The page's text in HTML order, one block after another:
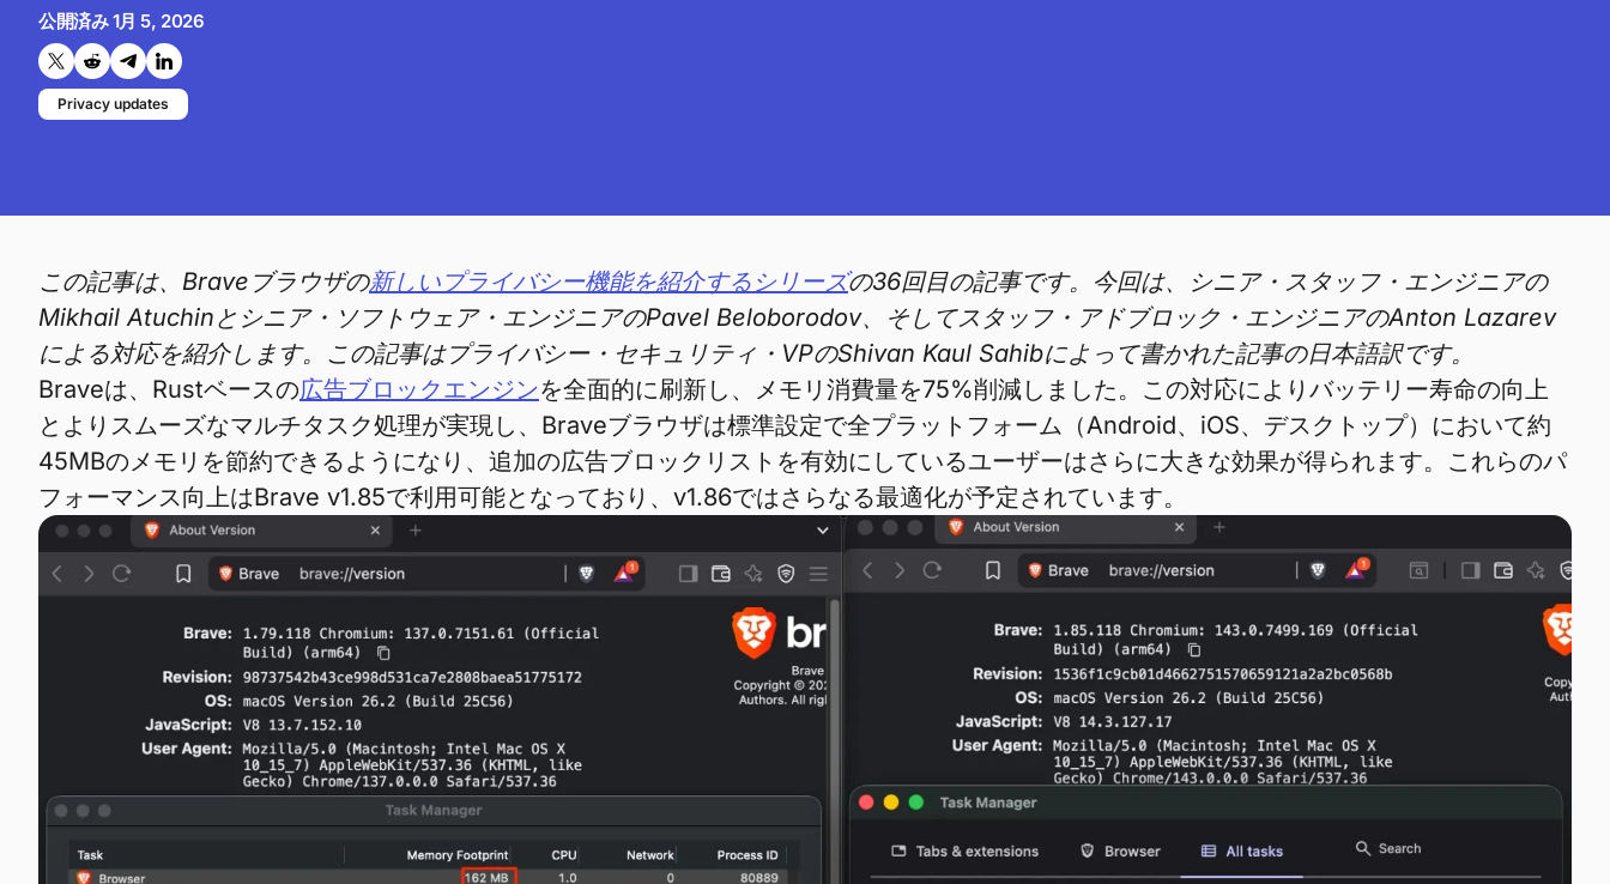
公開済み1月 5, 2026
Twitterで共有する
Reddit で共有
Telegramで共有
LinkedInで共有
Privacy updates
この記事は、Braveブラウザの新しいプライバシー機能を紹介するシリーズの36回目の記事です。今回は、シニア・スタッフ・エンジニアの
Mikhail Atuchinとシニア・ソフトウェア・エンジニアのPavel Beloborodov、そしてスタッフ・アドブロック・エンジニアのAnton Lazarev
による対応を紹介します。この記事はプライバシー・セキュリティ・VPのShivan Kaul Sahibによって書かれた記事の日本語訳です。
Braveは、Rustベースの広告ブロックエンジンを全面的に刷新し、メモリ消費量を75%削減しました。この対応によりバッテリー寿命の向上
とよりスムーズなマルチタスク処理が実現し、Braveブラウザは標準設定で全プラットフォーム（Android、iOS、デスクトップ）において約
45MBのメモリを節約できるようになり、追加の広告ブロックリストを有効にしているユーザーはさらに大きな効果が得られます。これらのパ
フォーマンス向上はBrave v1.85で利用可能となっており、v1.86ではさらなる最適化が予定されています。